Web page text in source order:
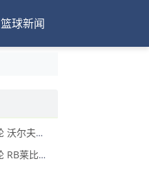
篮球新闻
2026年01月15日 德甲第17轮 沃尔夫斯堡vs圣保利 全场录像
2026年01月15日 德甲第17轮 RB莱比锡vs弗赖堡 全场录像